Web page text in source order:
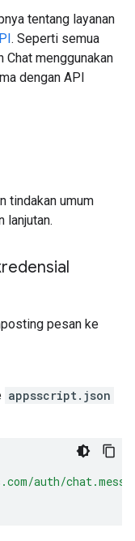
tentang layanan
. Seperti semua
Chat menggunakan
dengan API
tindakan umum
lanjutan.
pesan ke
appsscript.json
auth/